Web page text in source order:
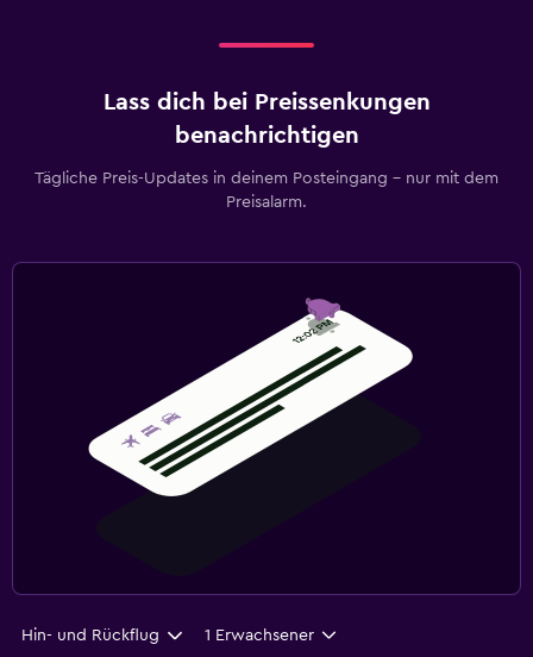
Lass dich bei Preissenkungen
benachrichtigen
Tägliche Preis-Updates in deinem Posteingang – nur mit dem
Preisalarm.
Hin- und Rückflug 1 Erwachsener